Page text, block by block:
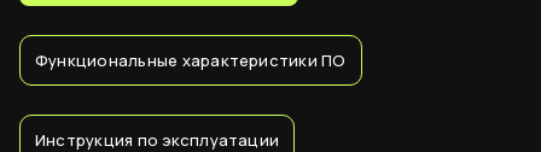
Функциональные характеристики ПО
Инструкция по эксплуатации